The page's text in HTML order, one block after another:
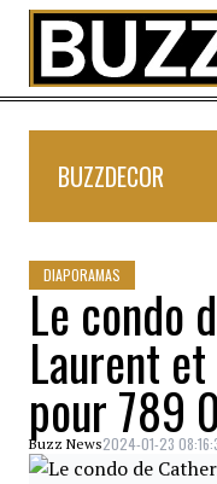
Skip to content
BUZZDECOR
DIAPORAMAS
Le condo
Laurent
pour 789
Buzz News2024-01-23